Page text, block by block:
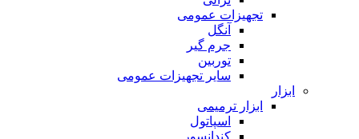
تجهیزات عمومی
آنگل
جرم گیر
توربین
سایر تجهیزات عمومی
ابزار
ابزار ترمیمی
اسپاتول
کندانسور